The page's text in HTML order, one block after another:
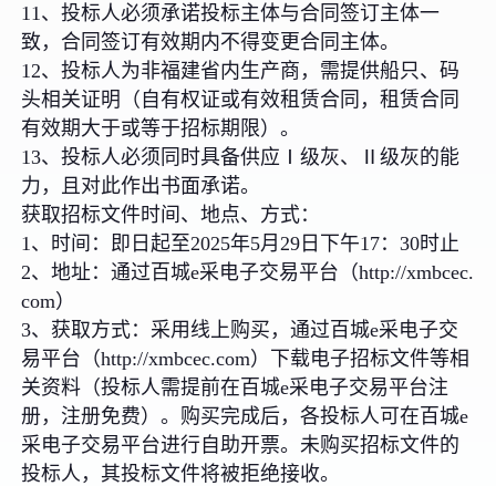
11、投标人必须承诺投标主体与合同签订主体一
致，合同签订有效期内不得变更合同主体。
12、投标人为非福建省内生产商，需提供船只、码
头相关证明（自有权证或有效租赁合同，租赁合同
有效期大于或等于招标期限）。
13、投标人必须同时具备供应Ⅰ级灰、Ⅱ级灰的能
力，且对此作出书面承诺。
获取招标文件时间、地点、方式：
1、时间：即日起至2025年5月29日下午17：30时止
2、地址：通过百城e采电子交易平台（http://xmbcec.
com）
3、获取方式：采用线上购买，通过百城e采电子交
易平台（http://xmbcec.com）下载电子招标文件等相
关资料（投标人需提前在百城e采电子交易平台注
册，注册免费）。购买完成后，各投标人可在百城e
采电子交易平台进行自助开票。未购买招标文件的
投标人，其投标文件将被拒绝接收。